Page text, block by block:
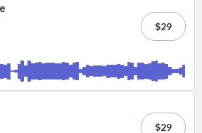
$29
$29